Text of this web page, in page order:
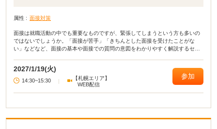
属性 : 面接対策
面接は就職活動の中でも重要なものですが、緊張してしまうという方も多いの
ではないでしょうか。「面接が苦手」「きちんとした面接を受けたことがな
い」などなど、面接の基本や面接での質問の意図をわかりやすく解説するセミ
2027/1/19(火)
14:30~15:30
【札幌エリア】
WEB配信
参加